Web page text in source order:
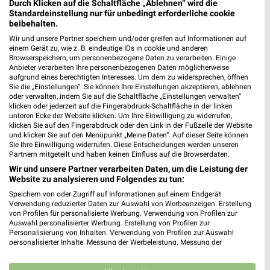
NKD Prospekt für Überlingen ab Mo. den
03.08.
Herbstliche Deko-Woche
Gültig von 03. Aug. bis 01. Sep.
📅 Kalendereintrag erstellen
PROSPEKT BLÄTTERN
MEHR PROSPEKTE
Durch Klicken auf die Schaltfläche „Ablehnen“ wird die
Standardeinstellung nur für unbedingt erforderliche cookie
beibehalten.
Wir und unsere Partner speichern und/oder greifen auf Informationen auf
einem Gerät zu, wie z. B. eindeutige IDs in cookie und anderen
Browserspeichern, um personenbezogene Daten zu verarbeiten. Einige
Anbieter verarbeiten Ihre personenbezogenen Daten möglicherweise
aufgrund eines berechtigten Interesses. Um dem zu widersprechen, öffnen
Sie die „Einstellungen“. Sie können Ihre Einstellungen akzeptieren, ablehnen
oder verwalten, indem Sie auf die Schaltfläche „Einstellungen verwalten“
klicken oder jederzeit auf die Fingerabdruck-Schaltfläche in der linken
unteren Ecke der Website klicken. Um Ihre Einwilligung zu widerrufen,
klicken Sie auf den Fingerabdruck oder den Link in der Fußzeile der Website
und klicken Sie auf den Menüpunkt „Meine Daten“. Auf dieser Seite können
Sie Ihre Einwilligung widerrufen. Diese Entscheidungen werden unseren
Partnern mitgeteilt und haben keinen Einfluss auf die Browserdaten.
Wir und unsere Partner verarbeiten Daten, um die Leistung der
Website zu analysieren und Folgendes zu tun:
Speichern von oder Zugriff auf Informationen auf einem Endgerät.
Verwendung reduzierter Daten zur Auswahl von Werbeanzeigen. Erstellung
von Profilen für personalisierte Werbung. Verwendung von Profilen zur
Auswahl personalisierter Werbung. Erstellung von Profilen zur
Personalisierung von Inhalten. Verwendung von Profilen zur Auswahl
personalisierter Inhalte. Messung der Werbeleistung. Messung der
Kombinationen von Daten aus verschiedenen Quellen. Entwicklung und